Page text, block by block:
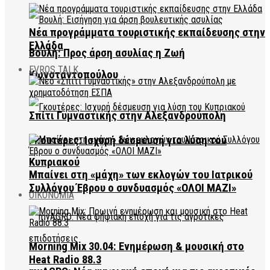
Βουλή: Προς άρση ασυλίας η Ζωή
Κωνσταντοπούλου
Γκουτέρες: Ισχυρή δέσμευση για λύση του
Κυπριακού
ΟΙΚΟΝΟΜΙΑ
Νέα προγράμματα τουριστικής εκπαίδευσης στην
Ελλάδα
EVROS TALK
Σπίτι Γυμναστικής στην Αλεξανδρούπολη
Μπαίνει στη «μάχη» των εκλογών του Ιατρικού
Συλλόγου Έβρου ο συνδυασμός «ΟΛΟΙ ΜΑΖΙ»
Morning Mix 30.04: Ενημέρωση & μουσική στο
Heat Radio 88.3